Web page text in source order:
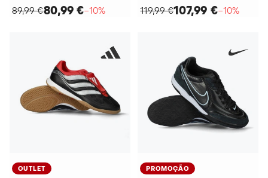
89,99 €80,99 €−10%
119,99 €107,99 €−10%
OUTLET PROMOÇÃO